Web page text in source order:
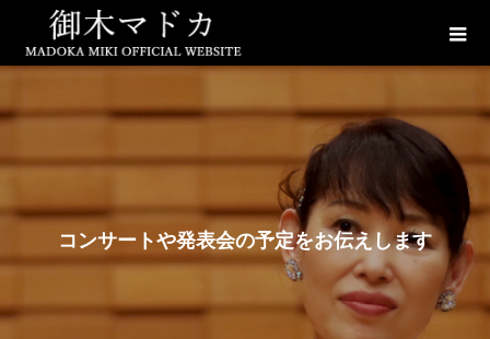
コ ンサー トや発表会の予定をお伝えします